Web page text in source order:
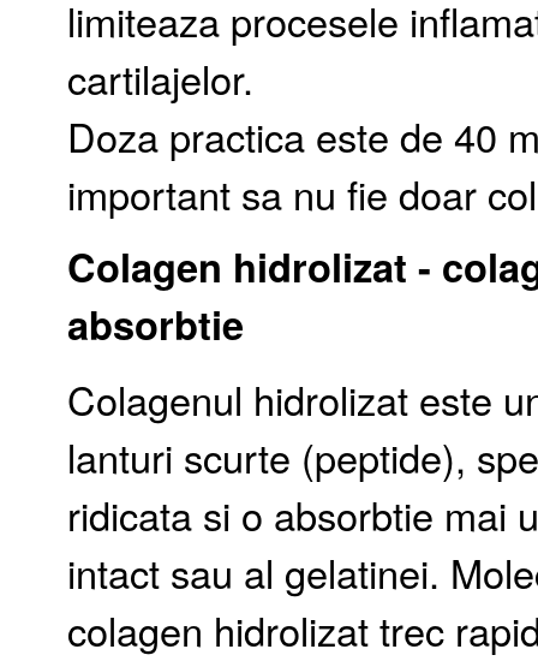
limiteaza procesele
cartilajelor.
Doza practica este de 40
important sa nu fie doar
Colagen hidrolizat -
absorbtie
Colagenul hidrolizat este
lanturi scurte (peptide),
ridicata si o absorbtie mai
intact sau al gelatinei.
colagen hidrolizat trec